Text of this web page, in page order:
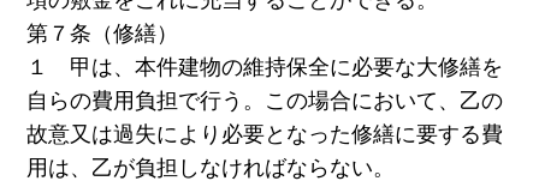
第７条（修繕）
１ 甲は、本件建物の維持保全に必要な大修繕を
自らの費用負担で行う。この場合において、乙の
故意又は過失により必要となった修繕に要する費
用は、乙が負担しなければならない。